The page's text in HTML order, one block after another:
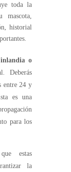
toda la
mascota,
historial
o
Deberás
entre 24 y
es una
para los
estas
la